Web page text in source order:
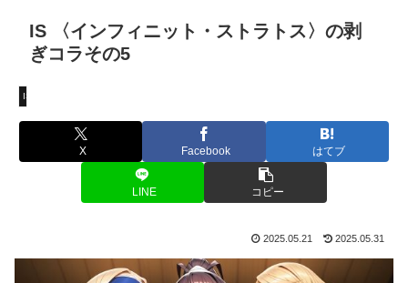
IS 〈インフィニット・ストラトス〉の剥
ぎコラその5
IS 〈インフィニット・ストラトス〉
X Facebook はてブ
LINE コピー
2025.05.21 2025.05.31